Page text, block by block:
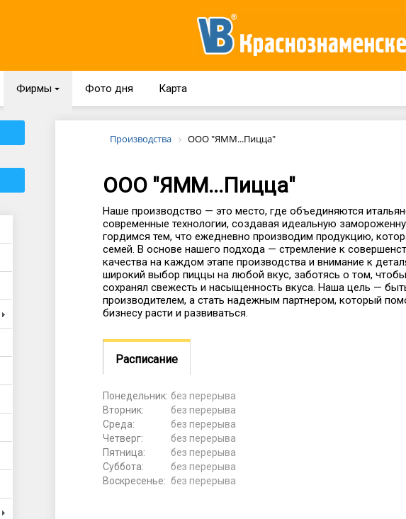
Фирмы { Фото дня Карта
Производства ООО "ЯММ...Пицца"
ООО "ЯММ...Пицца"
Наше производство — это место, где объединяются
современные технологии, создавая идеальную
гордимся тем, что ежедневно производим продукцию,
семей. В основе нашего подхода — стремление к
качества на каждом этапе производства и внимание к
широкий выбор пиццы на любой вкус, заботясь о том,
сохранял свежесть и насыщенность вкуса. Наша цель —
производителем, а стать надежным партнером, который
бизнесу расти и развиваться.
Расписание
Понедельник:
Вторник:
Среда:
Четверг:
Пятница:
Суббота:
Воскресенье:
без перерыва
без перерыва
без перерыва
без перерыва
без перерыва
без перерыва
без перерыва